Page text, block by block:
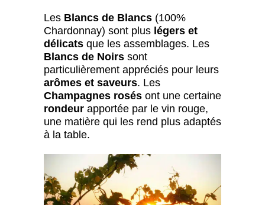
Les Blancs de Blancs (100%
Chardonnay) sont plus légers et
délicats que les assemblages. Les
Blancs de Noirs sont
particulièrement appréciés pour leurs
arômes et saveurs. Les
Champagnes rosés ont une certaine
rondeur apportée par le vin rouge,
une matière qui les rend plus adaptés
à la table.